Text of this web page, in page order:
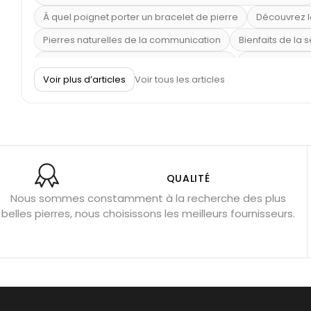
À quel poignet porter un bracelet de pierre
Découvrez
Pierres naturelles de la communication
Bienfaits de la
Pierre de lave : propriétés et bienfaits
Obsidienne noire : danger ?
Guide des pierres de
Pierres pour les examens
Pierres anti-déprime
Géode
Voir plus d’articles Voir tous les articles
QUALITÉ
Nous sommes constamment à la recherche des plus
belles pierres, nous choisissons les meilleurs fournisseurs.